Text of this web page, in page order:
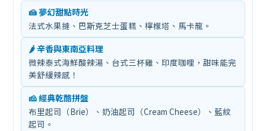
🍰 夢幻甜點時光
法式水果撻、巴斯克芝士蛋糕、檸檬塔、馬卡龍。
🌶️ 辛香與東南亞料理
微辣泰式海鮮酸辣湯、台式三杯雞、印度咖哩，甜味能完
美舒緩辣感！
🧀 經典乾酪拼盤
布里起司（Brie）、奶油起司（Cream Cheese）、藍紋
起司。